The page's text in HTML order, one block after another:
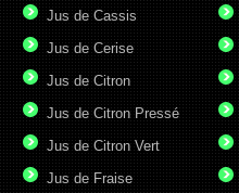
Jus de Cassis
Jus de Cerise
Jus de Citron
Jus de Citron Pressé
Jus de Citron Vert
Jus de Fraise